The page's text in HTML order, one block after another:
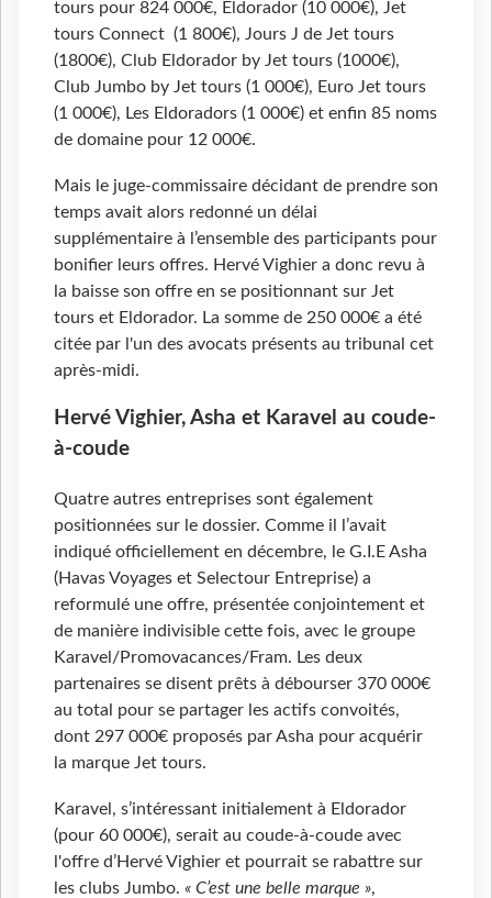
tours pour 824 000€, Eldorador (10 000€), Jet
tours Connect (1 800€), Jours J de Jet tours
(1800€), Club Eldorador by Jet tours (1000€),
Club Jumbo by Jet tours (1 000€), Euro Jet tours
(1 000€), Les Eldoradors (1 000€) et enfin 85 noms
de domaine pour 12 000€.
Mais le juge-commissaire décidant de prendre son
temps avait alors redonné un délai
supplémentaire à l’ensemble des participants pour
bonifier leurs offres. Hervé Vighier a donc revu à
la baisse son offre en se positionnant sur Jet
tours et Eldorador. La somme de 250 000€ a été
citée par l'un des avocats présents au tribunal cet
après-midi.
Hervé Vighier, Asha et Karavel au coude-
à-coude
Quatre autres entreprises sont également
positionnées sur le dossier. Comme il l’avait
indiqué officiellement en décembre, le G.I.E Asha
(Havas Voyages et Selectour Entreprise) a
reformulé une offre, présentée conjointement et
de manière indivisible cette fois, avec le groupe
Karavel/Promovacances/Fram. Les deux
partenaires se disent prêts à débourser 370 000€
au total pour se partager les actifs convoités,
dont 297 000€ proposés par Asha pour acquérir
la marque Jet tours.
Karavel, s’intéressant initialement à Eldorador
(pour 60 000€), serait au coude-à-coude avec
l'offre d’Hervé Vighier et pourrait se rabattre sur
les clubs Jumbo. « C’est une belle marque »,